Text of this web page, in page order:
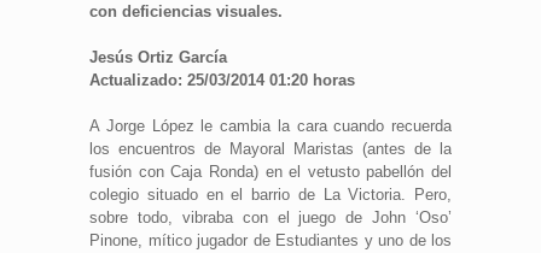
con deficiencias visuales.
Jesús Ortiz García
Actualizado: 25/03/2014 01:20 horas
A Jorge López le cambia la cara cuando recuerda
los encuentros de Mayoral Maristas (antes de la
fusión con Caja Ronda) en el vetusto pabellón del
colegio situado en el barrio de La Victoria. Pero,
sobre todo, vibraba con el juego de John ‘Oso’
Pinone, mítico jugador de Estudiantes y uno de los